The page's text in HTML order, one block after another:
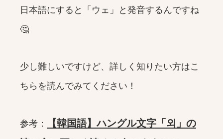
日本語にすると「ウェ」と発音するんですね
🤔
少し難しいですけど、詳しく知りたい方はこ
ちらを読んでみてください！
参考：
【韓国語】ハングル文字「외」の